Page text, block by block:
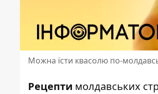
Можна їсти квасолю по-
Рецепти молдавських